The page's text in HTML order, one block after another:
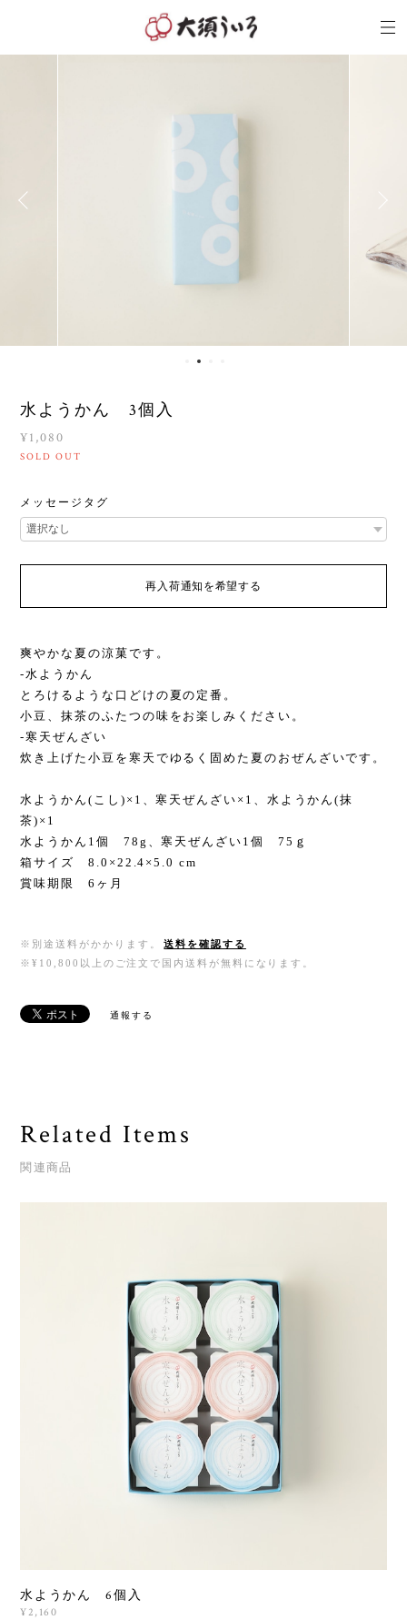
水ようかん 3個入
¥1,080
SOLD OUT
メッセージタグ
再入荷通知を希望する
※別途送料がかかります。
送料を確認する
※¥10,800以上のご注文で国内送料が無料になります。
通報する
爽やかな夏の涼菓です。
-水ようかん
とろけるような口どけの夏の定番。
小豆、抹茶のふたつの味をお楽しみください。
-寒天ぜんざい
炊き上げた小豆を寒天でゆるく固めた夏のおぜんざいです。
水ようかん(こし)×1、寒天ぜんざい×1、水ようかん(抹
茶)×1
水ようかん1個 78g、寒天ぜんざい1個 75ｇ
箱サイズ 8.0×22.4×5.0 cm
賞味期限 6ヶ月
Related Items
関連商品
水ようかん 6個入
¥2,160